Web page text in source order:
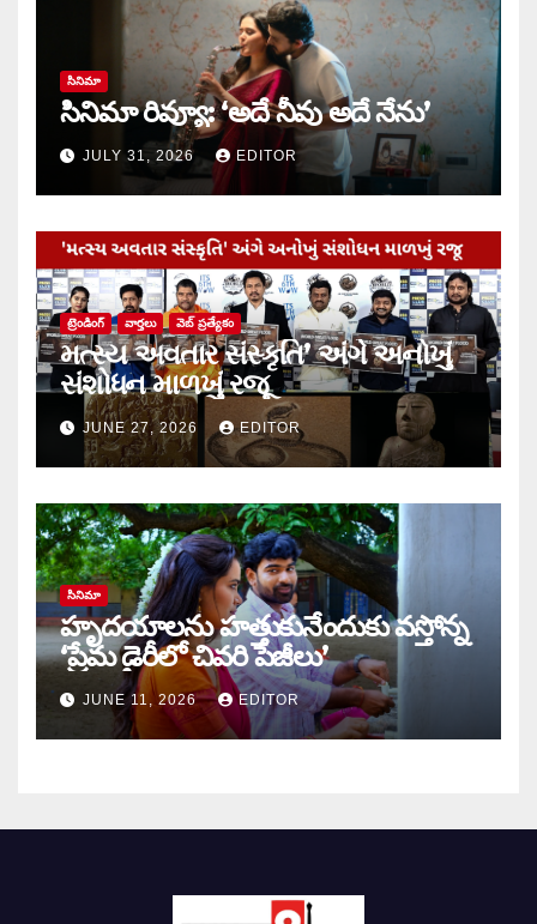
సినిమా
సినిమా రివ్యూ: ‘అదే నీవు అదే నేను’
JULY 31, 2026 EDITOR
ట్రెండింగ్ వార్త‌లు వెబ్ ప్రత్యేకం
મત્સ્ય અવતાર સંસ્કૃતિ’ અંગે અનોખું
સંશોધન માળખું રજૂ
JUNE 27, 2026 EDITOR
సినిమా
హృదయాలను హత్తుకునేందుకు వస్తోన్న
‘ప్రేమ డైరీలో చివరి పేజీలు’
JUNE 11, 2026 EDITOR